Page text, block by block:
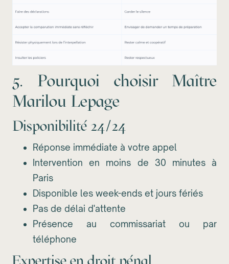
5. Pourquoi choisir Maître
Marilou Lepage
Disponibilité 24/24
Réponse immédiate à votre appel
Intervention en moins de 30 minutes à
Paris
Disponible les week-ends et jours fériés
Pas de délai d'attente
Présence au commissariat ou par
téléphone
Expertise en droit pénal